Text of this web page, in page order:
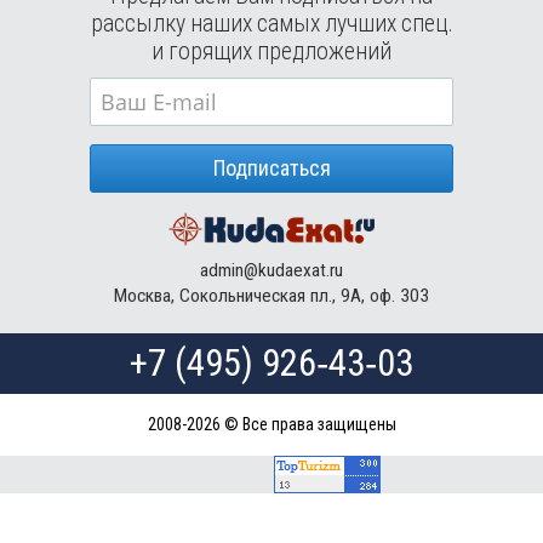
Туры в Россию в августе
Туры в Мексику в августе
Туры в Кубу в августе
Туры вДоминиканская Республика
Туры в Грецию в августе
Туры в Мальдивы в августе
Туры в Маврикий в августе
рассылку наших самых лучших спец.
и горящих предложений
Подписаться
admin@kudaexat.ru
Москва, Сокольническая пл., 9А, оф. 303
+7 (495) 926‑43‑03
2008-2026 © Все права защищены